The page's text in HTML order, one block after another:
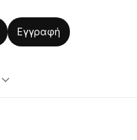
Εγγραφή